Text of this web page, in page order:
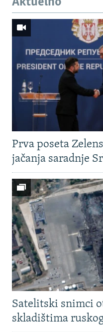
Prva poseta
jačanja saradnje
Satelitski snimci
skladištima